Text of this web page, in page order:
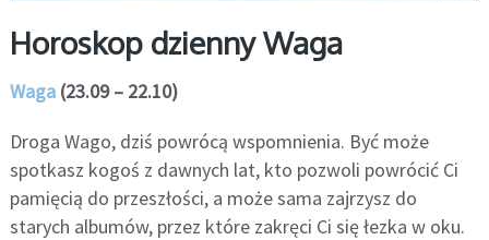
Horoskop dzienny Waga
Waga(23.09 – 22.10)
Droga Wago, dziś powrócą wspomnienia. Być może
spotkasz kogoś z dawnych lat, kto pozwoli powrócić Ci
pamięcią do przeszłości, a może sama zajrzysz do
starych albumów, przez które zakręci Ci się łezka w oku.